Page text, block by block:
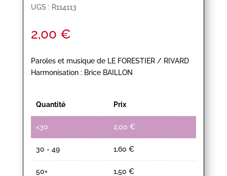
UGS : R114113
2,00 €
Paroles et musique de LE FORESTIER / RIVARD
Harmonisation : Brice BAILLON
Quantité Prix
<30 2,00 €
30 - 49 1,60 €
50+ 1,50 €